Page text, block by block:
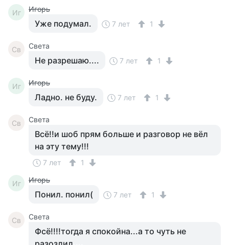
Иг Игорь
Уже подумал. 7 лет 1
Св Света
Не разрешаю.... 7 лет 1
Иг Игорь
Ладно. не буду. 7 лет 1
Св Света
Всё!!и шоб прям больше и разговор не вёл
на эту тему!!!
7 лет 1
Иг Игорь
Понил. понил( 7 лет 1
Св Света
Фсё!!!!тогда я спокойна...а то чуть не